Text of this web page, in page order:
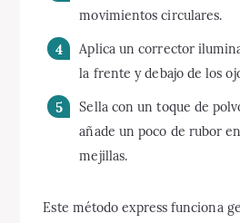
movimientos circulares.
Aplica un corrector
la frente y debajo de los
Sella con un toque de
añade un poco de rubor
mejillas.
Este método express funciona